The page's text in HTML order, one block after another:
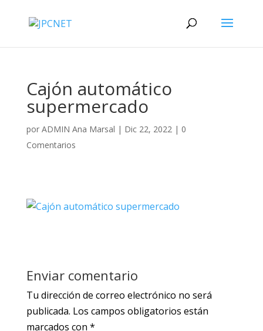
Cajón automático
supermercado
por ADMIN Ana Marsal | Dic 22, 2022| 0
Comentarios
Enviar comentario
Tu dirección de correo electrónico no será
publicada. Los campos obligatorios están
marcados con *